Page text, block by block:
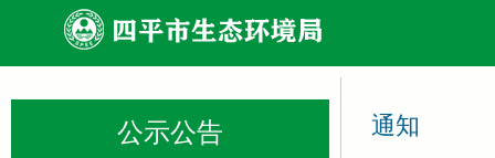
公示公告 通知